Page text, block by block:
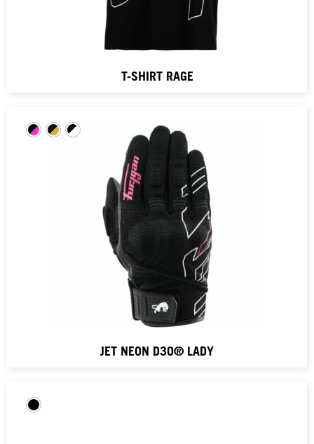
T-SHIRT RAGE
JET NEON D3O® LADY